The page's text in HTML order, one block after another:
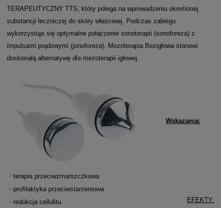
TERAPEUTYCZNY TTS, który polega na wprowadzeniu określonej
substancji leczniczej do skóry właściwej. Podczas zabiegu
wykorzystuje się optymalne połączenie sonoterapii (sonoforeza) z
impulsami prądowymi (jonoforeza). Mezoterapia Bezigłowa stanowi
doskonałą alternatywę dla mezoterapii igłowej.
Wskazania:
terapia przeciwzmarszczkowa
profilaktyka przeciwstarzeniowa
redukcja cellulitu
EFEKTY: